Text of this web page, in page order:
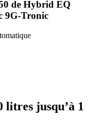
de Hybrid EQ
9G-Tronic
litres jusqu’à 1